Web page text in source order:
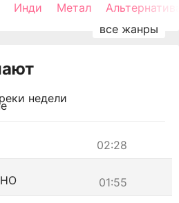
Инди Метал
недели
02:28
01:55